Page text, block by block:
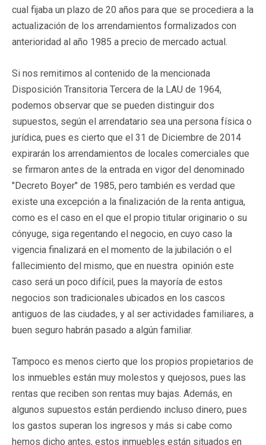
cual fijaba un plazo de 20 años para que se procediera a la
actualización de los arrendamientos formalizados con
anterioridad al año 1985 a precio de mercado actual.
Si nos remitimos al contenido de la mencionada
Disposición Transitoria Tercera de la LAU de 1964,
podemos observar que se pueden distinguir dos
supuestos, según el arrendatario sea una persona física o
jurídica, pues es cierto que el 31 de Diciembre de 2014
expirarán los arrendamientos de locales comerciales que
se firmaron antes de la entrada en vigor del denominado
"Decreto Boyer" de 1985, pero también es verdad que
existe una excepción a la finalización de la renta antigua,
como es el caso en el que el propio titular originario o su
cónyuge, siga regentando el negocio, en cuyo caso la
vigencia finalizará en el momento de la jubilación o el
fallecimiento del mismo, que en nuestra opinión este
caso será un poco difícil, pues la mayoría de estos
negocios son tradicionales ubicados en los cascos
antiguos de las ciudades, y al ser actividades familiares, a
buen seguro habrán pasado a algún familiar.
Tampoco es menos cierto que los propios propietarios de
los inmuebles están muy molestos y quejosos, pues las
rentas que reciben son rentas muy bajas. Además, en
algunos supuestos están perdiendo incluso dinero, pues
los gastos superan los ingresos y más si cabe como
hemos dicho antes, estos inmuebles están situados en